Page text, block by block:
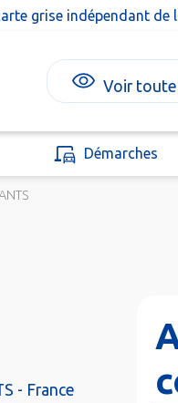
grise indépendant
Voir
Démarches
- France